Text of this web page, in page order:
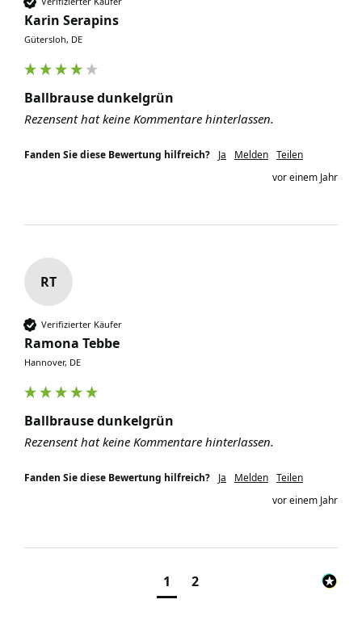
Karin Serapins
Gütersloh, DE
Ballbrause dunkelgrün
Rezensent hat keine Kommentare hinterlassen.
Fanden Sie diese Bewertung hilfreich? Ja Melden Teilen
vor einem Jahr
RT
Verifizierter Käufer
Ramona Tebbe
Hannover, DE
Ballbrause dunkelgrün
Rezensent hat keine Kommentare hinterlassen.
Fanden Sie diese Bewertung hilfreich? Ja Melden Teilen
vor einem Jahr
1 2